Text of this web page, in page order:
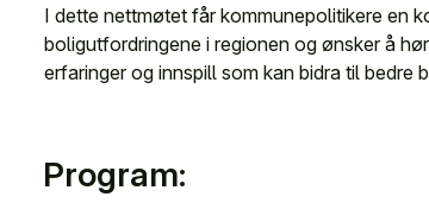
I dette nettmøtet får kommunepolitikere en
boligutfordringene i regionen og ønsker å
erfaringer og innspill som kan bidra til bedre
Program: